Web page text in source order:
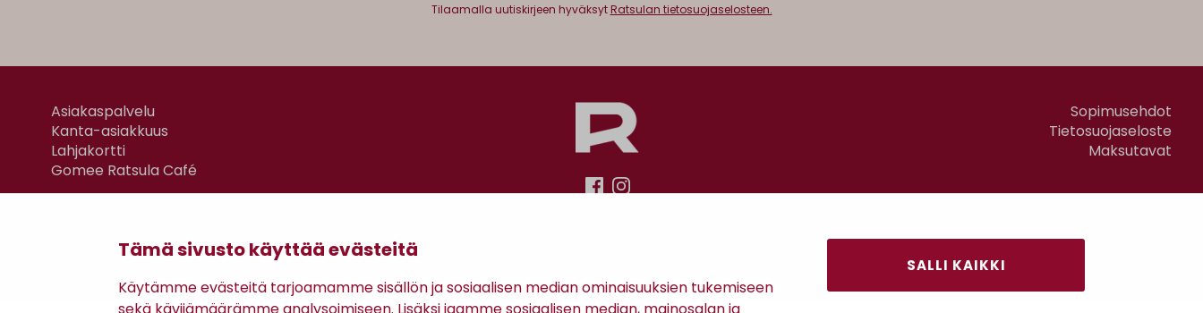
Tämä sivusto käyttää evästeitä
Käytämme evästeitä tarjoamamme sisällön ja sosiaalisen median ominaisuuksien tukemiseen
SALLI KAIKKI
Tilaamalla uutiskirjeen hyväksytRatsulan tietosuojaselosteen.
Asiakaspalvelu
Kanta-asiakkuus
Lahjakortti
Gomee Ratsula Café
Sopimusehdot
Tietosuojaseloste
Maksutavat